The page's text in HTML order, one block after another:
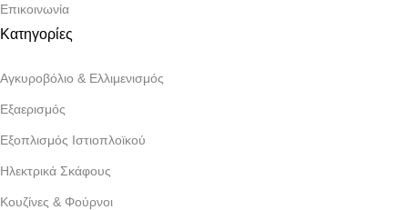
Επικοινωνία
Κατηγορίες
Αγκυροβόλιο & Ελλιμενισμός
Εξαερισμός
Εξοπλισμός Ιστιοπλοϊκού
Ηλεκτρικά Σκάφους
Κουζίνες & Φούρνοι